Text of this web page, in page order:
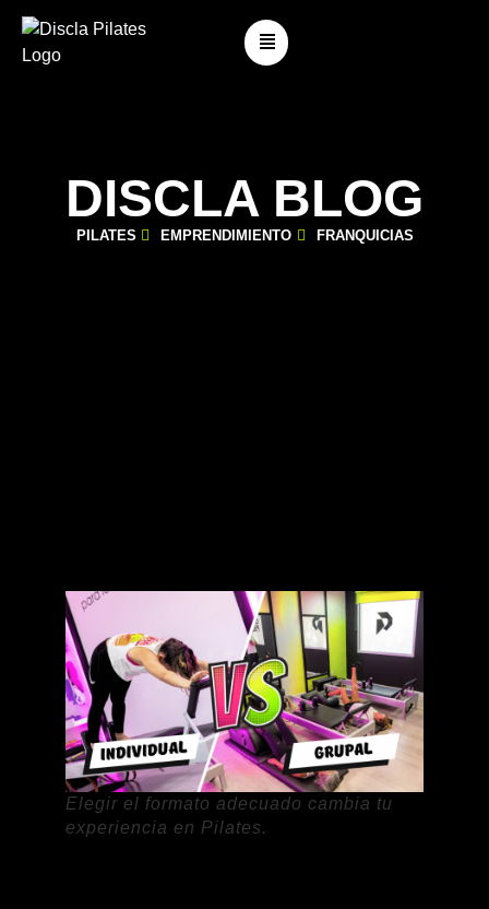
DISCLA BLOG
PILATES EMPRENDIMIENTO FRANQUICIAS
Elegir el formato adecuado cambia tu
experiencia en Pilates.